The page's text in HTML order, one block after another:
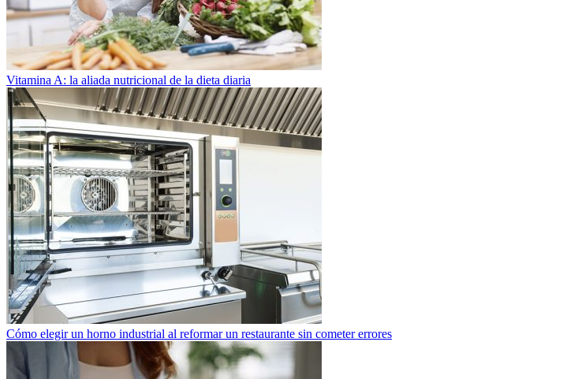
Vitamina A: la aliada nutricional de la dieta diaria
Cómo elegir un horno industrial al reformar un restaurante sin cometer errores